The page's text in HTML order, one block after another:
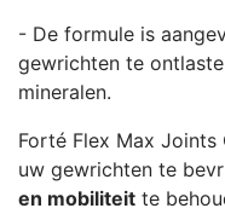
- De formule is
gewrichten te
mineralen.
Forté Flex Max
uw gewrichten te
en mobiliteit te